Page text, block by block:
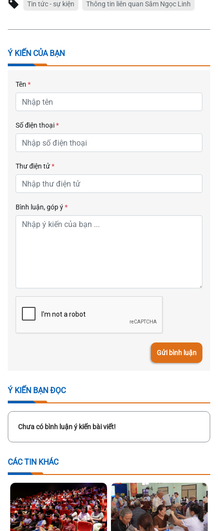
Tin tức - sự kiện Thông tin liên quan Sâm Ngọc Linh
Ý KIẾN CỦA BẠN
Tên *
Số điện thoại*
Thư điện tử*
Bình luận, góp ý*
Gửi bình luận
Ý KIẾN BẠN ĐỌC
Chưa có bình luận ý kiến bài viết!
CÁC TIN KHÁC